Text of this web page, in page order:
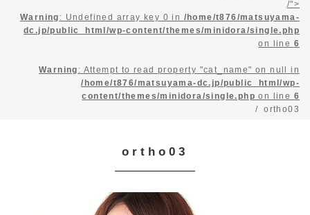
/">
Warning : Undefined array key 0 in /home/t876/matsuyama-
dc.jp/public_html/wp-content/themes/minidora/single.php
on line 6
Warning : Attempt to read property "cat_name" on null in
/home/t876/matsuyama-dc.jp/public_html/wp-
content/themes/minidora/single.php on line 6
ortho03
ortho03